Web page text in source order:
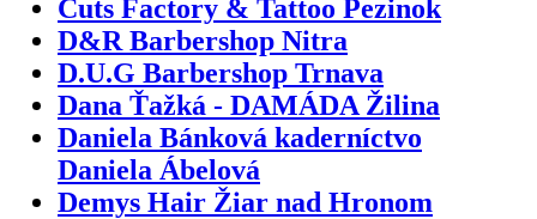
Cuts Factory & Tattoo Pezinok
D&R Barbershop Nitra
D.U.G Barbershop Trnava
Dana Ťažká - DAMÁDA Žilina
Daniela Bánková kaderníctvo
Daniela Ábelová
Demys Hair Žiar nad Hronom